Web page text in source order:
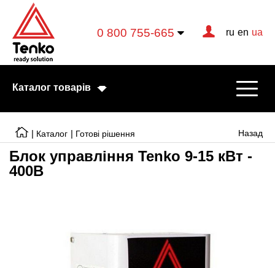
0 800 755-665 ru en ua
Каталог товарів
Тепловентилятори
Назад
| Каталог | Готові рішення
Блок управління Tenko 9-15 кВт -
400В